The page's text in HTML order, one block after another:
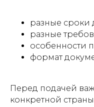
разные сроки
разные
особенности
формат
Перед подачей
конкретной